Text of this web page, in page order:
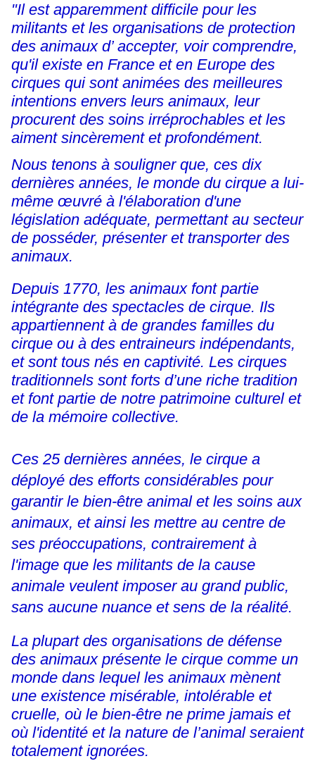
"Il est apparemment difficile pour les
militants et les organisations de protection
des animaux d’ accepter, voir comprendre,
qu'il existe en France et en Europe des
cirques qui sont animées des meilleures
intentions envers leurs animaux, leur
procurent des soins irréprochables et les
aiment sincèrement et profondément.
Nous tenons à souligner que, ces dix
dernières années, le monde du cirque a lui-
même œuvré à l'élaboration d'une
législation adéquate, permettant au secteur
de posséder, présenter et transporter des
animaux.
Depuis 1770, les animaux font partie
intégrante des spectacles de cirque. Ils
appartiennent à de grandes familles du
cirque ou à des entraineurs indépendants,
et sont tous nés en captivité. Les cirques
traditionnels sont forts d’une riche tradition
et font partie de notre patrimoine culturel et
de la mémoire collective.
Ces 25 dernières années, le cirque a
déployé des efforts considérables pour
garantir le bien-être animal et les soins aux
animaux, et ainsi les mettre au centre de
ses préoccupations, contrairement à
l'image que les militants de la cause
animale veulent imposer au grand public,
sans aucune nuance et sens de la réalité.
La plupart des organisations de défense
des animaux présente le cirque comme un
monde dans lequel les animaux mènent
une existence misérable, intolérable et
cruelle, où le bien-être ne prime jamais et
où l'identité et la nature de l’animal seraient
totalement ignorées.